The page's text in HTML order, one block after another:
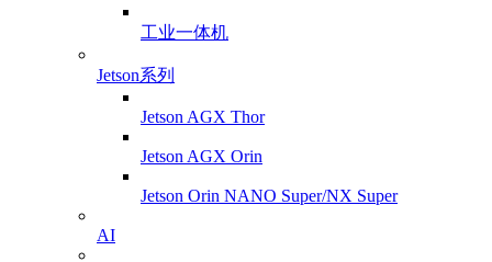
工业一体机
Jetson系列
Jetson AGX Thor
Jetson AGX Orin
Jetson Orin NANO Super/NX Super
AI